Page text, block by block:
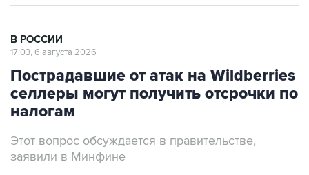
В РОССИИ
17:03, 6 августа 2026
Пострадавшие от атак на Wildberries
селлеры могут получить отсрочки по
налогам
Этот вопрос обсуждается в правительстве,
заявили в Минфине